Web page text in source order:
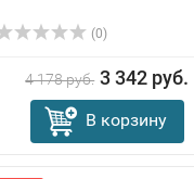
(0)
4 178 руб. 3 342 руб.
В корзину